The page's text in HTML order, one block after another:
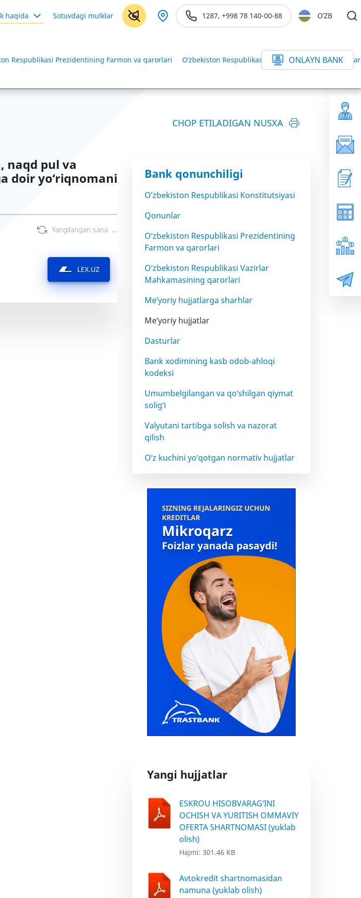
haqida Sotuvdagi mulklar 1287, +998 78 140-00-88 O’ZB
Respublikasi Prezidentining Farmon va qarorlari O‘zbekiston Respublikasi Vazirlar Mahkamasining
ONLAYN BANK
CHOP ETILADIGAN NUSXA
naqd pul va
doir yo‘riqnomani
Yangilangan sana: ...
LEX.UZ
Bank qonunchiligi
O’zbekiston Respublikasi Konstitutsiyasi
Qonunlar
O‘zbekiston Respublikasi Prezidentining
Farmon va qarorlari
O‘zbekiston Respublikasi Vazirlar
Mahkamasining qarorlari
Me’yoriy hujjatlarga sharhlar
Me’yoriy hujjatlar
Dasturlar
Bank xodimining kasb odob-ahloqi
kodeksi
Umumbelgilangan va qo‘shilgan qiymat
solig‘i
Valyutani tartibga solish va nazorat
qilish
O‘z kuchini yo‘qotgan normativ hujjatlar
Yangi hujjatlar
ESKROU HISOBVARAG‘INI
OCHISH VA YURITISH OMMAVIY
OFERTA SHARTNOMASI (yuklab
olish)
Hajmi: 301.46 KB
Avtokredit shartnomasidan
namuna (yuklab olish)